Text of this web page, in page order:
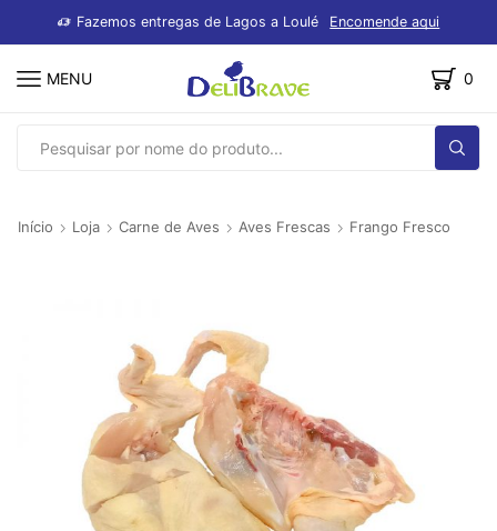
Fazemos entregas de Lagos a Loulé Encomende aqui
MENU 0
SEARCH
Início Loja Carne de Aves Aves Frescas Frango Fresco